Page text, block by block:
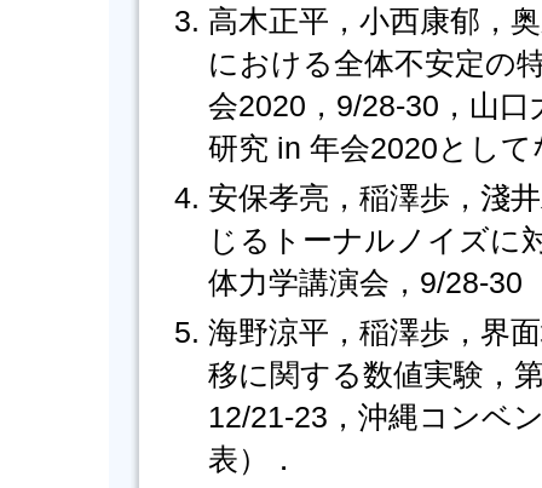
高木正平，小西康郁，
における全体不安定の
会2020，9/28-30，山
研究 in 年会2020とし
安保孝亮，稲澤歩，淺
じるトーナルノイズに
体力学講演会，9/28-30
海野涼平，稲澤歩，界
移に関する数値実験，
12/21-23，沖縄コンベ
表）．